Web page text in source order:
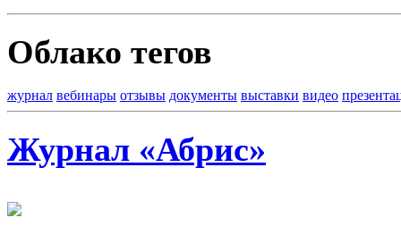
Облако тегов
журнал вебинары отзывы документы выставки видео
Журнал «Абрис»